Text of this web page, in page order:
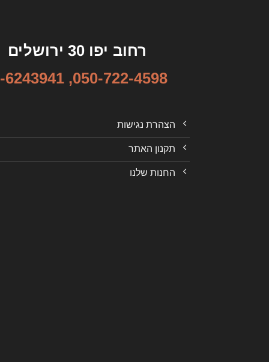
רחוב יפו 30 ירושלים
050-722-4598
,
6243941
הצהרת נגישות
תקנון האתר
החנות שלנו